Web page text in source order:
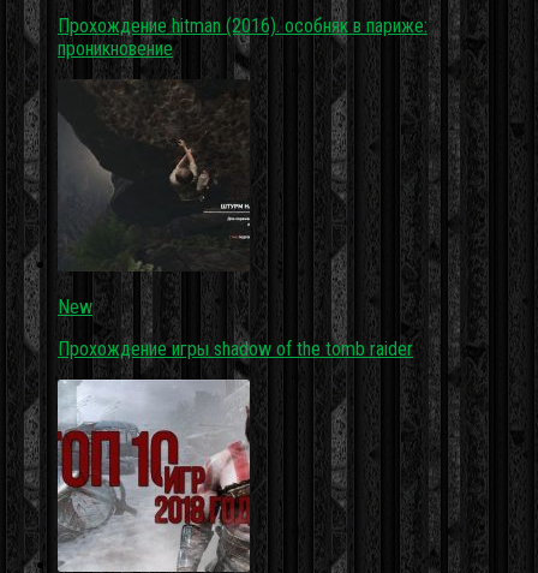
Прохождение hitman (2016). особняк в париже:
проникновение
New
Прохождение игры shadow of the tomb raider